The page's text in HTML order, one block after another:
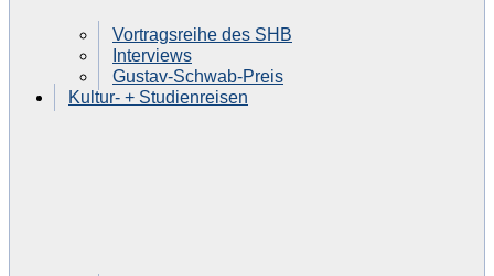
Vortragsreihe des SHB
Interviews
Gustav-Schwab-Preis
Kultur- + Studienreisen